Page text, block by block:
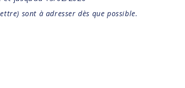
sont à adresserdès que possible.